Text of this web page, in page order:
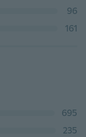
96
161
695
235